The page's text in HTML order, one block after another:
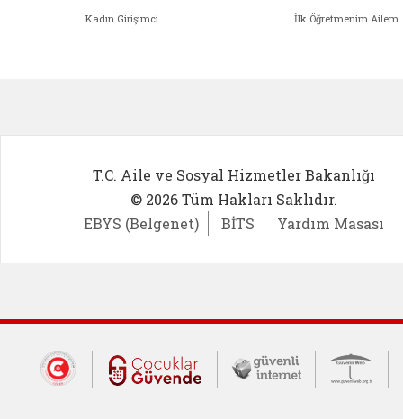
Kadın Girişimci İlk Öğretmenim Ailem
T.C. Aile ve Sosyal Hizmetler Bakanlığı
© 2026 Tüm Hakları Saklıdır.
EBYS (Belgenet)
BİTS Yardım Masası
Dış Bağlantılar
Cumhurbaşkanlığı İletişim Merkezi
Çocuklar Güvende (yeni
Güvenli